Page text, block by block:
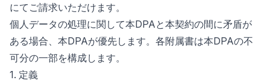
にてご請求いただけます。
個人データの処理に関して本DPAと本契約の間に矛盾が
ある場合、本DPAが優先します。各附属書は本DPAの不
可分の一部を構成します。
1. 定義